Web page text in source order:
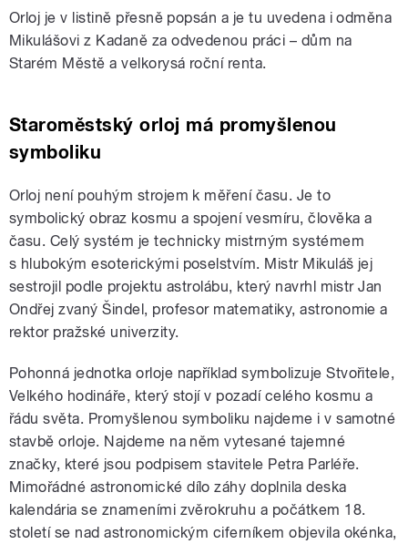
Orloj je v listině přesně popsán a je tu uvedena i odměna
Mikulášovi z Kadaně za odvedenou práci – dům na
Starém Městě a velkorysá roční renta.
Staroměstský orloj má promyšlenou
symboliku
Orloj není pouhým strojem k měření času. Je to
symbolický obraz kosmu a spojení vesmíru, člověka a
času. Celý systém je technicky mistrným systémem
s hlubokým esoterickými poselstvím. Mistr Mikuláš jej
sestrojil podle projektu astrolábu, který navrhl mistr Jan
Ondřej zvaný Šindel, profesor matematiky, astronomie a
rektor pražské univerzity.
Pohonná jednotka orloje například symbolizuje Stvořitele,
Velkého hodináře, který stojí v pozadí celého kosmu a
řádu světa. Promyšlenou symboliku najdeme i v samotné
stavbě orloje. Najdeme na něm vytesané tajemné
značky, které jsou podpisem stavitele Petra Parléře.
Mimořádné astronomické dílo záhy doplnila deska
kalendária se znameními zvěrokruhu a počátkem 18.
století se nad astronomickým ciferníkem objevila okénka,